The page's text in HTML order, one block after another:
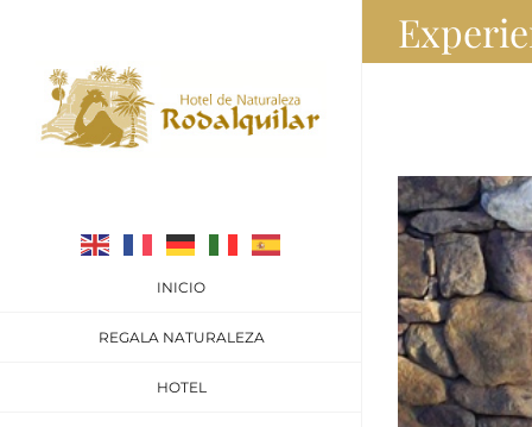
content
INICIO
REGALA NATURALEZA
HOTEL